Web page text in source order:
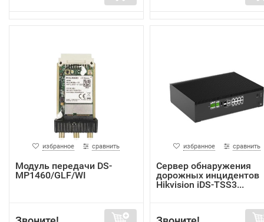
избранное сравнить
Модуль передачи DS-
MP1460/GLF/WI
избранное сравнить
Сервер обнаружения
дорожных инцидентов
Hikvision iDS-TSS3...